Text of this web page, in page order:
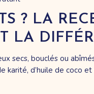
? LA
LA
secs, bouclés ou
karité, d’huile de coco